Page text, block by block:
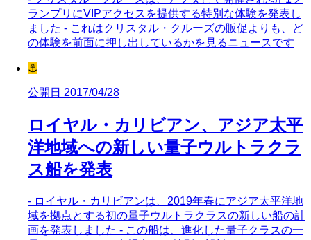
ランプリにVIPアクセスを提供する特別な体験を発表し
ました - これはクリスタル・クルーズの販促よりも、ど
の体験を前面に押し出しているかを見るニュースです
⚓
公開日 2017/04/28
ロイヤル・カリビアン、アジア太平
洋地域への新しい量子ウルトラクラ
ス船を発表
- ロイヤル・カリビアンは、2019年春にアジア太平洋地
域を拠点とする初の量子ウルトラクラスの新しい船の計
画を発表しました - この船は、進化した量子クラスの一